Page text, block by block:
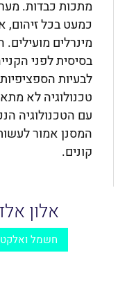
מתכות כבדות.
כמעט בכל זיהום,
מינרלים
בסיסית לפני
לבעיות
טכנולוגיה לא
עם הטכנולוגיה
המסנן אמור
קונים.
אלון
חשמל